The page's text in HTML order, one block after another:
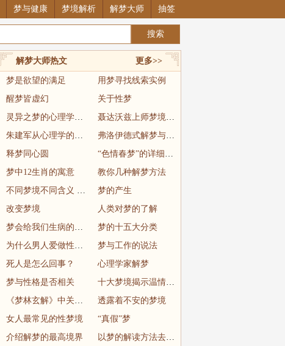
梦与健康 梦境解析 解梦大师 抽签
更多>>
解梦大师热文
梦是欲望的满足
用梦寻找线索实例
醒梦皆虚幻
关于性梦
灵异之梦的心理学解释
聂达沃兹上师梦境经历
朱建军从心理学的角度说解梦
弗洛伊德式解梦与周公解梦
释梦同心圆
“色情春梦”的详细释意
梦中12生肖的寓意
教你几种解梦方法
不同梦境不同含义 这篇文章值得收藏
梦的产生
改变梦境
人类对梦的了解
梦会给我们生病的提示
梦的十五大分类
为什么男人爱做性梦？
梦与工作的说法
死人是怎么回事？
心理学家解梦
梦与性格是否相关
十大梦境揭示温情指数
《梦林玄解》中关于梦的分类
透露着不安的梦境
女人最常见的性梦境
“真假”梦
介绍解梦的最高境界
以梦的解读方法去看易经